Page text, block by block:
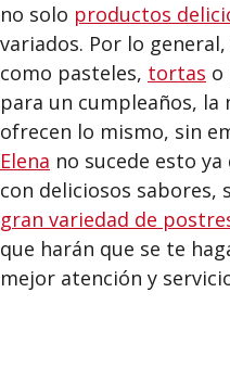
no solo productos
variados. Por lo
como pasteles, tortas o
para un cumpleaños, la
ofrecen lo mismo, sin
Elena no sucede esto
con deliciosos sabores,
gran variedad de
que harán que se te
mejor atención y